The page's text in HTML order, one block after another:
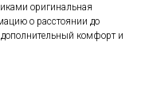
оригинальная
о расстоянии до
дополнительный комфорт и